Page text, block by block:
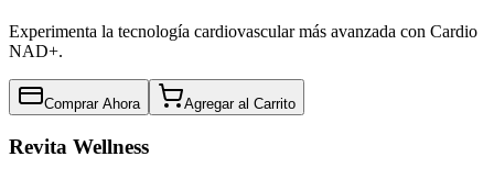
Experimenta la tecnología cardiovascular más avanzada con Cardio
NAD+.
Comprar Ahora Agregar al Carrito
Revita Wellness